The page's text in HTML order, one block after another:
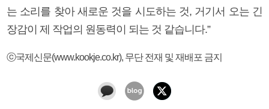
는 소리를 찾아 새로운 것을 시도하는 것, 거기서 오는 긴
장감이 제 작업의 원동력이 되는 것 같습니다.”
ⓒ국제신문(www.kookje.co.kr), 무단 전재 및 재배포 금지